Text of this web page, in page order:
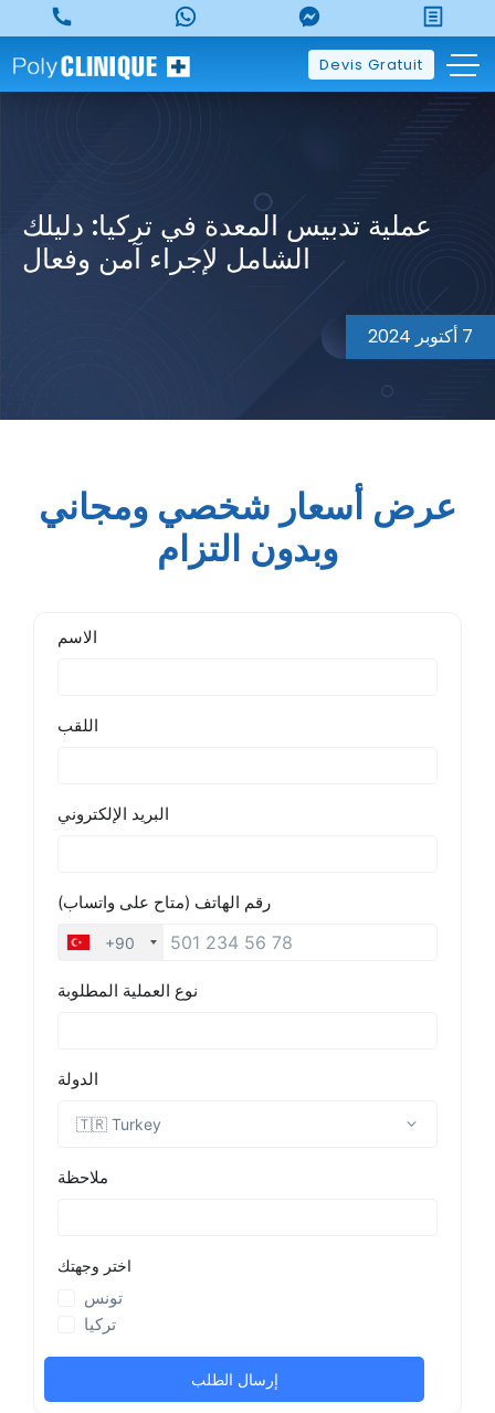
Devis Gratuit
عملية تدبيس المعدة في تركيا: دليلك
الشامل لإجراء آمن وفعال
7 أكتوبر 2024
عرض أسعار شخصي ومجاني
وبدون التزام